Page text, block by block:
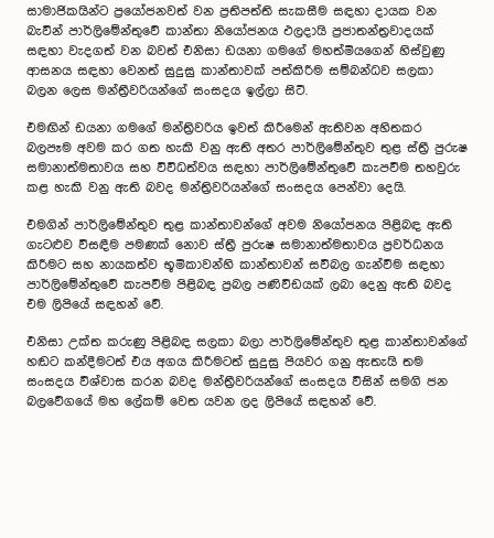
සාමාජිකයින්ට ප්‍රයෝජනවත් වන ප්‍රතිපත්ති සැකසීම සඳහා දායක වන
බැවින් පාර්ලිමේන්තුවේ කාන්තා නියෝජනය ඵලදායි ප්‍රජාතන්ත්‍රවාදයක්
සඳහා වැදගත් වන බවත් එනිසා ඩයනා ගමගේ මහත්මියගෙන් හිස්වුණු
ආසනය සඳහා වෙනත් සුදුසු කාන්තාවක් පත්කිරීම සම්බන්ධව සලකා
බලන ලෙස මන්ත්‍රීවරියන්ගේ සංසදය ඉල්ලා සිටී.
එමඟින් ඩයනා ගමගේ මන්ත්‍රිවරිය ඉවත් කිරීමෙන් ඇතිවන අහිතකර
බලපෑම අවම කර ගත හැකි වනු ඇති අතර පාර්ලිමේන්තුව තුළ ස්ත්‍රී පුරුෂ
සමානාත්මතාවය සහ විවිධත්වය සඳහා පාර්ලිමේන්තුවේ කැපවීම තහවුරු
කළ හැකි වනු ඇති බවද මන්ත්‍රිවරියන්ගේ සංසදය පෙන්වා දෙයි.
එමගින් පාර්ලිමේන්තුව තුළ කාන්තාවන්ගේ අවම නියෝජනය පිළිබඳ ඇති
ගැටළුව විසඳීම පමණක් නොව ස්ත්‍රී පුරුෂ සමානාත්මතාවය ප්‍රවර්ධනය
කිරීමට සහ නායකත්ව භූමිකාවන්හි කාන්තාවන් සවිබල ගැන්වීම සඳහා
පාර්ලිමේන්තුවේ කැපවීම පිළිබඳ ප්‍රබල පණිවිඩයක් ලබා දෙනු ඇති බවද
එම ලිපියේ සඳහන් වේ.
එනිසා උක්ත කරුණු පිළිබඳ සලකා බලා පාර්ලිමේන්තුව තුළ කාන්තාවන්ගේ
හඬට කන්දීමටත් එය අගය කිරීමටත් සුදුසු පියවර ගනු ඇතැයි තම
සංසදය විශ්වාස කරන බවද මන්ත්‍රීවරියන්ගේ සංසදය විසින් සමගි ජන
බලවේගයේ මහ ලේකම් වෙත යවන ලද ලිපියේ සඳහන් වේ.